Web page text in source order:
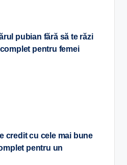
pubian fără să te răzi
pentru femei
credit cu cele mai bune
pentru un